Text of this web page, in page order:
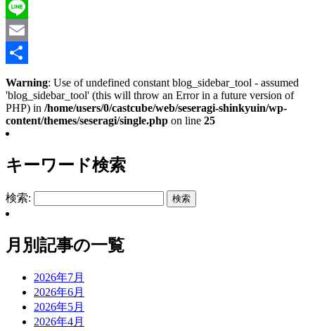
Twitter
Line
Email
有
Warning: Use of undefined constant blog_sidebar_tool - assumed
'blog_sidebar_tool' (this will throw an Error in a future version of
PHP) in /home/users/0/castcube/web/seseragi-shinkyuin/wp-
content/themes/seseragi/single.php on line 25
キーワード検索
検索:
月別記事の一覧
2026年7月
2026年6月
2026年5月
2026年4月